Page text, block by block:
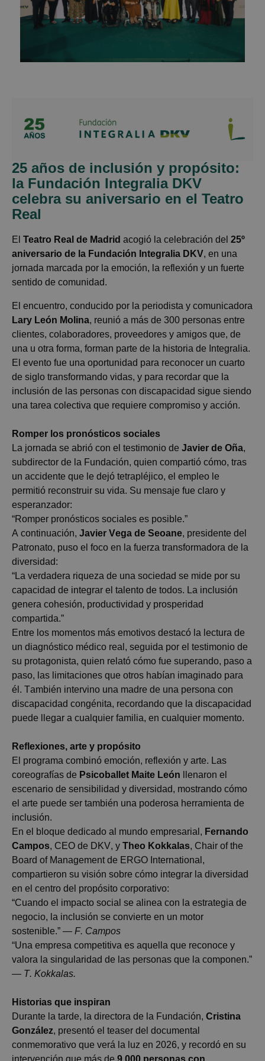
25 años de inclusión y propósito:
la Fundación Integralia DKV
celebra su aniversario en el Teatro
Real
El Teatro Real de Madrid acogió la celebración del 25º
aniversario de la Fundación Integralia DKV, en una
jornada marcada por la emoción, la reflexión y un fuerte
sentido de comunidad.
El encuentro, conducido por la periodista y comunicadora
Lary León Molina, reunió a más de 300 personas entre
clientes, colaboradores, proveedores y amigos que, de
una u otra forma, forman parte de la historia de Integralia.
El evento fue una oportunidad para reconocer un cuarto
de siglo transformando vidas, y para recordar que la
inclusión de las personas con discapacidad sigue siendo
una tarea colectiva que requiere compromiso y acción.
Romper los pronósticos sociales
La jornada se abrió con el testimonio de Javier de Oña,
subdirector de la Fundación, quien compartió cómo, tras
un accidente que le dejó tetrapléjico, el empleo le
permitió reconstruir su vida. Su mensaje fue claro y
esperanzador:
“Romper pronósticos sociales es posible.”
A continuación, Javier Vega de Seoane, presidente del
Patronato, puso el foco en la fuerza transformadora de la
diversidad:
“La verdadera riqueza de una sociedad se mide por su
capacidad de integrar el talento de todos. La inclusión
genera cohesión, productividad y prosperidad
compartida.”
Entre los momentos más emotivos destacó la lectura de
un diagnóstico médico real, seguida por el testimonio de
su protagonista, quien relató cómo fue superando, paso a
paso, las limitaciones que otros habían imaginado para
él. También intervino una madre de una persona con
discapacidad congénita, recordando que la discapacidad
puede llegar a cualquier familia, en cualquier momento.
Reflexiones, arte y propósito
El programa combinó emoción, reflexión y arte. Las
coreografías de Psicoballet Maite León llenaron el
escenario de sensibilidad y diversidad, mostrando cómo
el arte puede ser también una poderosa herramienta de
inclusión.
En el bloque dedicado al mundo empresarial, Fernando
Campos, CEO de DKV, y Theo Kokkalas, Chair of the
Board ofManagement de ERGO International,
compartieron su visión sobre cómo integrar la diversidad
en el centro del propósito corporativo:
“Cuando el impacto social se alinea con la estrategia de
negocio, la inclusión se convierte en un motor
sostenible.” — F. Campos
“Una empresa competitiva es aquella que reconoce y
valora la singularidad de las personas que la componen.”
— T. Kokkalas.
Historias que inspiran
Durante la tarde, la directora de la Fundación, Cristina
González, presentó el teaser del documental
conmemorativo que verá la luz en 2026, y recordó en su
intervención que más de 9.000 personas con